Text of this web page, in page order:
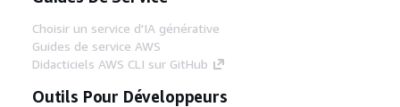
Choisir un service d'IA générative
Guides de service AWS
Didacticiels AWS CLI sur GitHub
Outils Pour Développeurs